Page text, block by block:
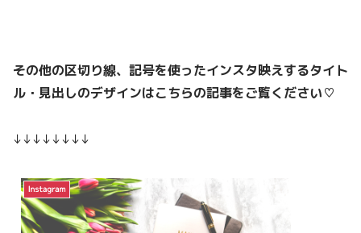
その他の区切り線、記号を使ったインスタ映えするタイト
ル・見出しのデザインはこちらの記事をご覧ください♡
↓↓↓↓↓↓↓↓